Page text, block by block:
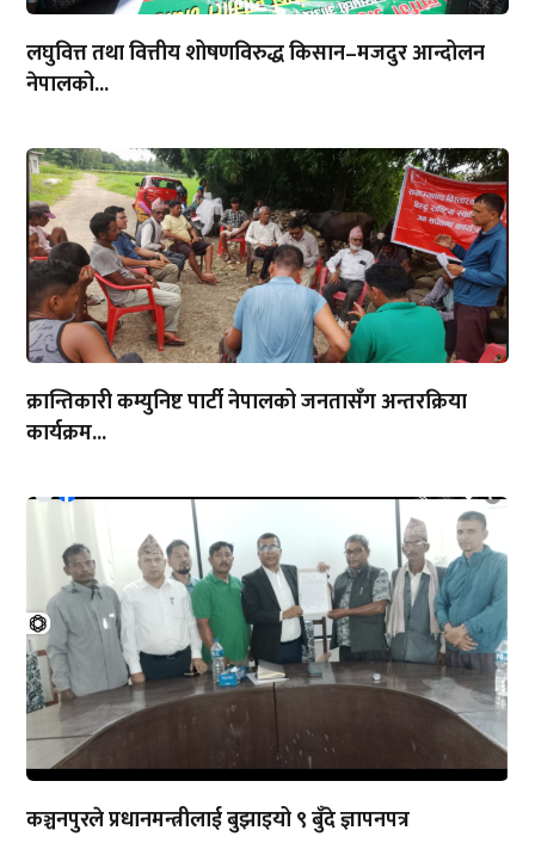
लघुवित्त तथा वित्तीय शोषणविरुद्ध किसान–मजदुर आन्दोलन
नेपालको...
क्रान्तिकारी कम्युनिष्ट पार्टी नेपालको जनतासँग अन्तरक्रिया
कार्यक्रम...
कञ्चनपुरले प्रधानमन्त्रीलाई बुझाइयो ९ बुँदे ज्ञापनपत्र